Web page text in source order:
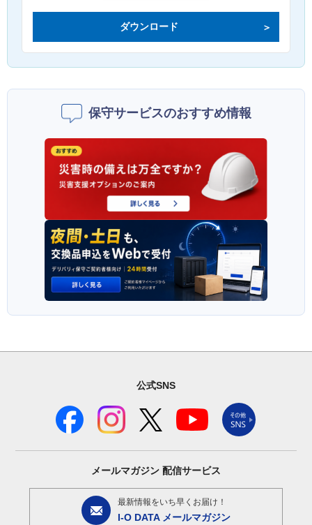
ダウンロード
保守サービスのおすすめ情報
公式SNS
メールマガジン 配信サービス
最新情報をいち早くお届け！
I-O DATA メールマガジン